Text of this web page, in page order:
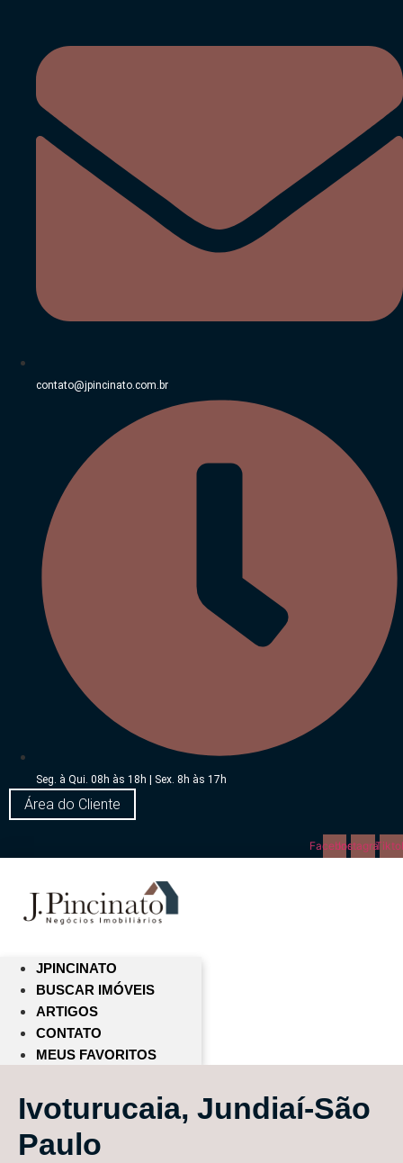
conteúdo
contato@jpincinato.com.br
Seg. à Qui. 08h às 18h | Sex. 8h às 17h
Área do Cliente
FacebookInstagram
JPINCINATO
BUSCAR IMÓVEIS
ARTIGOS
CONTATO
MEUS FAVORITOS
Ivoturucaia, Jundiaí-São
Paulo